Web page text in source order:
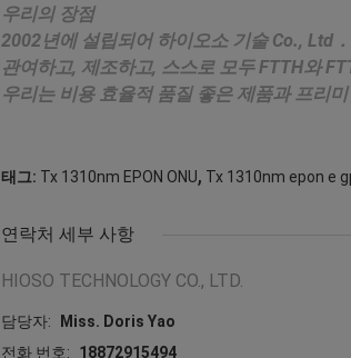
우리의 장점
2002년에 설립되어 하이오소 기술 Co., Ltd
관여하고, 제조하고, 스스로 모두 FTTH와
우리는 비용 효율적 품질 좋은 제품과 프리
태그: Tx 1310nm EPON ONU, Tx 1310nm epon e
연락처 세부 사항
HIOSO TECHNOLOGY CO., LTD.
담당자:
Miss. Doris Yao
전화 번호:
18872915494